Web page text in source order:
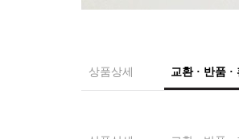
상품상세 교환 · 반품 ·